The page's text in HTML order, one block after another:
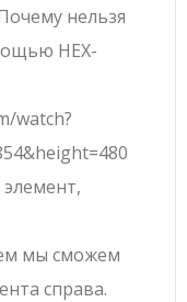
нельзя
HEX-
watch?
мы сможем
справа.